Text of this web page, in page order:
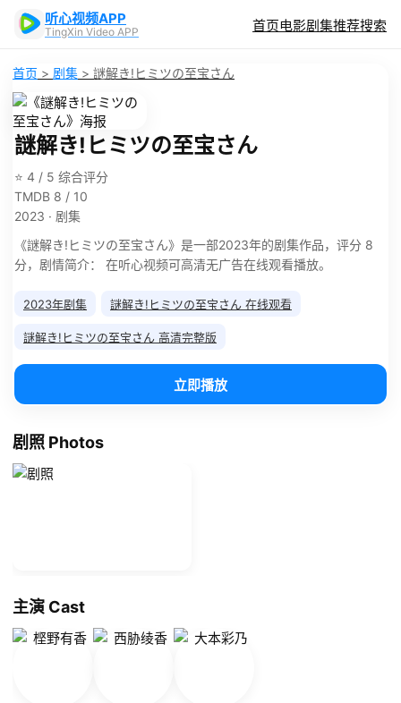
听心视频APP
TingXin Video APP 首页电影剧集推荐搜索
首页 > 剧集 > 謎解き!ヒミツの至宝さん
謎解き!ヒミツの至宝さん
⭐ 4 / 5 综合评分
TMDB 8 / 10
2023 · 剧集
《謎解き!ヒミツの至宝さん》是一部2023年的剧集作品，评分 8
分，剧情简介： 在听心视频可高清无广告在线观看播放。
2023年剧集 謎解き!ヒミツの至宝さん 在线观看
謎解き!ヒミツの至宝さん 高清完整版
立即播放
剧照 Photos
主演 Cast